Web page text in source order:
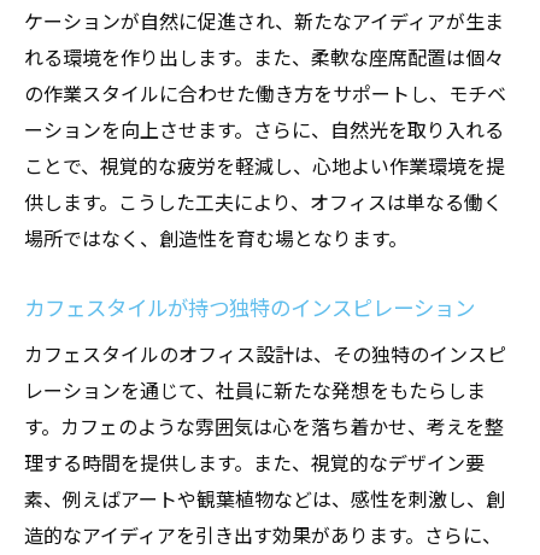
ケーションが自然に促進され、新たなアイディアが生ま
れる環境を作り出します。また、柔軟な座席配置は個々
の作業スタイルに合わせた働き方をサポートし、モチベ
ーションを向上させます。さらに、自然光を取り入れる
ことで、視覚的な疲労を軽減し、心地よい作業環境を提
供します。こうした工夫により、オフィスは単なる働く
場所ではなく、創造性を育む場となります。
カフェスタイルが持つ独特のインスピレーション
カフェスタイルのオフィス設計は、その独特のインスピ
レーションを通じて、社員に新たな発想をもたらしま
す。カフェのような雰囲気は心を落ち着かせ、考えを整
理する時間を提供します。また、視覚的なデザイン要
素、例えばアートや観葉植物などは、感性を刺激し、創
造的なアイディアを引き出す効果があります。さらに、